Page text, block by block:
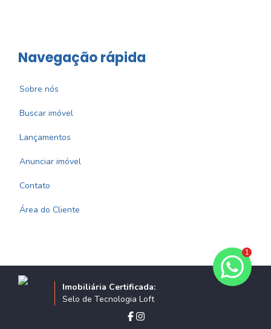
Navegação rápida
Sobre nós
Buscar imóvel
Lançamentos
Anunciar imóvel
Contato
Área do Cliente
Imobiliária Certificada:
Selo de Tecnologia Loft
1